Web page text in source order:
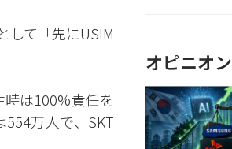
して「先にUSIM
は100%責任を
万人で、SKT
オピニオン